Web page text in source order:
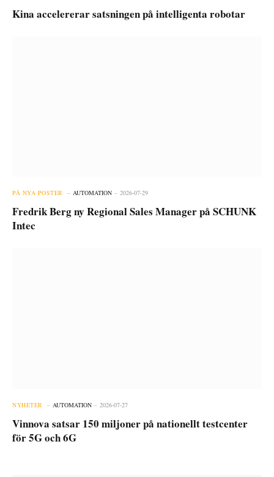
Kina accelererar satsningen på intelligenta robotar
PÅ NYA POSTER AUTOMATION 2026-07-29
Fredrik Berg ny Regional Sales Manager på SCHUNK
Intec
NYHETER AUTOMATION 2026-07-27
Vinnova satsar 150 miljoner på nationellt testcenter
för 5G och 6G